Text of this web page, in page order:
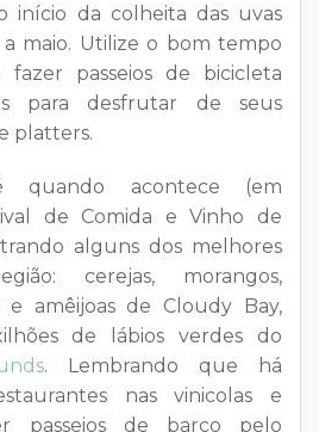
início da colheita das uvas
maio. Utilize o bom tempo
passeios de bicicleta
para desfrutar de seus
platters.
quando acontece (em
de Comida e Vinho de
alguns dos melhores
cerejas, morangos,
e amêijoas de Cloudy Bay,
de lábios verdes do
. Lembrando que há
nas vinicolas e
passeios de barco pelo